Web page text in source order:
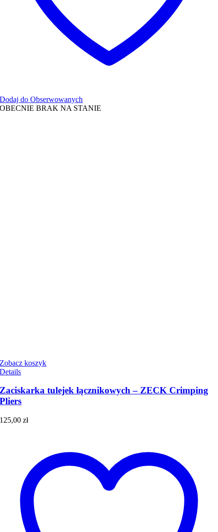
Dodaj do Obserwowanych
OBECNIE BRAK NA STANIE
Zobacz koszyk
Details
Zaciskarka tulejek łącznikowych – ZECK Crimping
Pliers
125,00zł